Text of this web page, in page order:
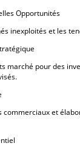
Opportunités
inexploités et les
marché pour des
commerciaux et